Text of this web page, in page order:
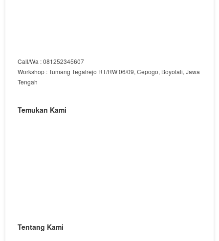
Call/Wa : 081252345607
Workshop : Tumang Tegalrejo RT/RW 06/09, Cepogo, Boyolali, Jawa
Tengah
Temukan Kami
Tentang Kami